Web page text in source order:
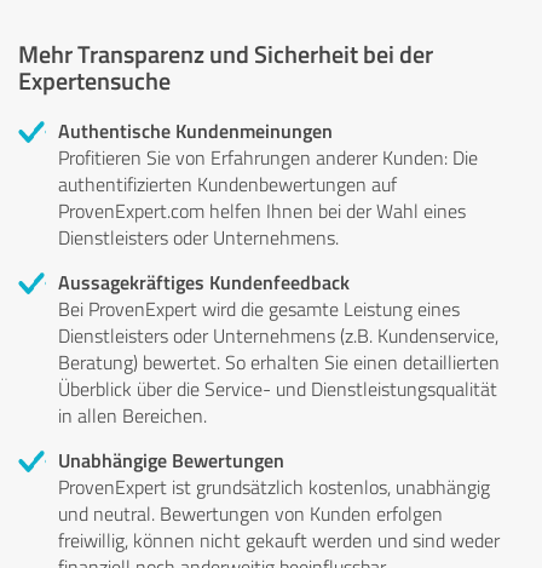
Mehr Transparenz und Sicherheit bei der
Expertensuche
Authentische Kundenmeinungen
Profitieren Sie von Erfahrungen anderer Kunden: Die
authentifizierten Kundenbewertungen auf
ProvenExpert.com helfen Ihnen bei der Wahl eines
Dienstleisters oder Unternehmens.
Aussagekräftiges Kundenfeedback
Bei ProvenExpert wird die gesamte Leistung eines
Dienstleisters oder Unternehmens (z.B. Kundenservice,
Beratung) bewertet. So erhalten Sie einen detaillierten
Überblick über die Service- und Dienstleistungsqualität
in allen Bereichen.
Unabhängige Bewertungen
ProvenExpert ist grundsätzlich kostenlos, unabhängig
und neutral. Bewertungen von Kunden erfolgen
freiwillig, können nicht gekauft werden und sind weder